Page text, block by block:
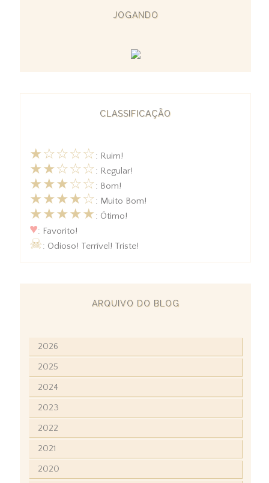
JOGANDO
CLASSIFICAÇÃO
★☆☆☆☆: Ruim!
★★☆☆☆: Regular!
★★★☆☆: Bom!
★★★★☆: Muito Bom!
★★★★★: Ótimo!
♥: Favorito!
☠: Odioso! Terrível! Triste!
ARQUIVO DO BLOG
2026
2025
2024
2023
2022
2021
2020